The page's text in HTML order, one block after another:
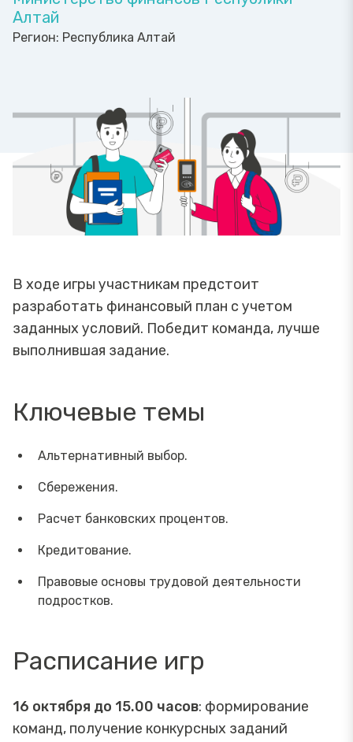
Алтай
Регион: Республика Алтай
В ходе игры участникам предстоит
разработать финансовый план с учетом
заданных условий. Победит команда, лучше
выполнившая задание.
Ключевые темы
Альтернативный выбор.
Сбережения.
Расчет банковских процентов.
Кредитование.
Правовые основы трудовой деятельности
подростков.
Расписание игр
16 октября до 15.00 часов: формирование
команд, получение конкурсных заданий